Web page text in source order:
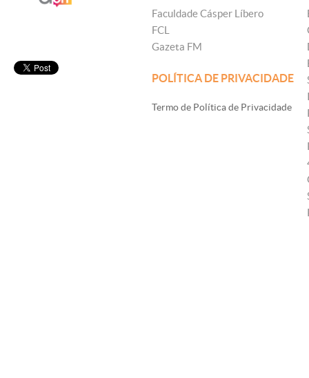
Faculdade Cásper Líbero
FCL
Gazeta FM
POLÍTICA DE PRIVACIDADE
Termo de Política de Privacidade